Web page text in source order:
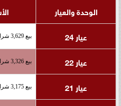
الوحدة والعيار
عيار 24
بيع 3,629 شراء 3,686
عيار 22 بيع 3,326 شراء 3,379
عيار 21 بيع 3,175 شراء 3,225